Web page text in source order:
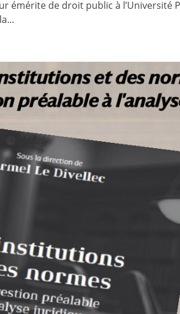
émérite de droit public à l’Université